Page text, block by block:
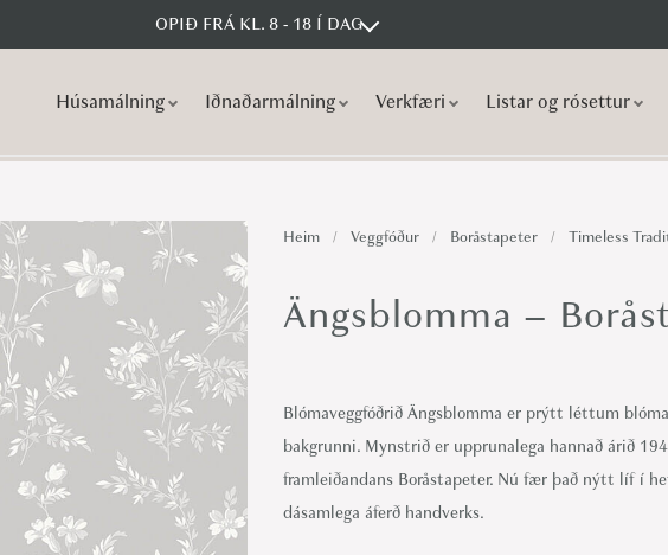
OPIÐ FRÁ KL. 8 - 18 Í DAG
Húsamálning Iðnaðarmálning Verkfæri Listar og rósettur
Ängsblomma –
Heim / Veggfóður / Boråstapeter / Timeless
Blómaveggfóðrið Ängsblomma er prýtt léttum
bakgrunni. Mynstrið er upprunalega hannað árið
framleiðandans Boråstapeter. Nú fær það nýtt líf í
dásamlega áferð handverks.